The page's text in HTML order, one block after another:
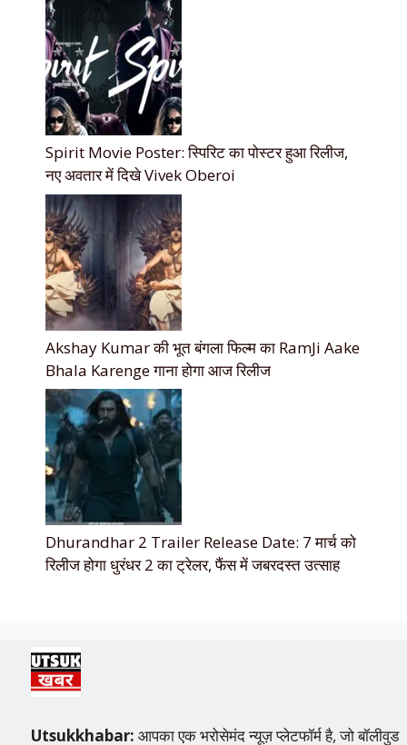
Spirit Movie Poster: स्पिरिट का पोस्टर हुआ रिलीज,
नए अवतार में दिखे Vivek Oberoi
Akshay Kumar की भूत बंगला फिल्म का RamJi Aake
Bhala Karenge गाना होगा आज रिलीज
Dhurandhar 2 Trailer Release Date: 7 मार्च को
रिलीज होगा धुरंधर 2 का ट्रेलर, फैंस में जबरदस्त उत्साह
Utsukkhabar: आपका एक भरोसेमंद न्यूज़ प्लेटफॉर्म है, जो बॉलीवुड